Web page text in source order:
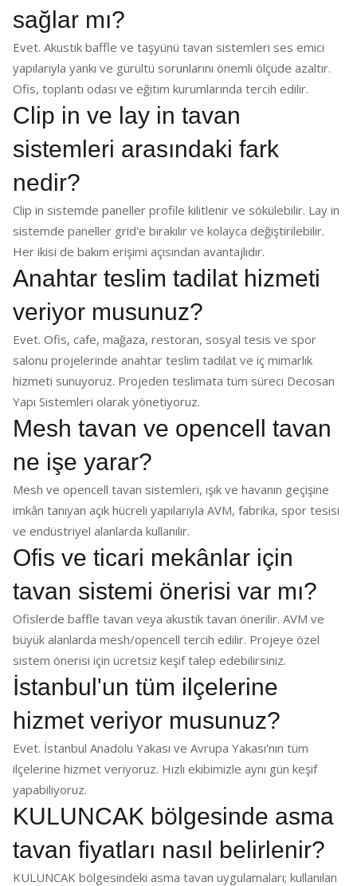
sağlar mı?
Evet. Akustik baffle ve taşyünü tavan sistemleri ses emici
yapılarıyla yankı ve gürültü sorunlarını önemli ölçüde azaltır.
Ofis, toplantı odası ve eğitim kurumlarında tercih edilir.
Clip in ve lay in tavan
sistemleri arasındaki fark
nedir?
Clip in sistemde paneller profile kilitlenir ve sökülebilir. Lay in
sistemde paneller grid'e bırakılır ve kolayca değiştirilebilir.
Her ikisi de bakım erişimi açısından avantajlıdır.
Anahtar teslim tadilat hizmeti
veriyor musunuz?
Evet. Ofis, cafe, mağaza, restoran, sosyal tesis ve spor
salonu projelerinde anahtar teslim tadilat ve iç mimarlık
hizmeti sunuyoruz. Projeden teslimata tüm süreci Decosan
Yapı Sistemleri olarak yönetiyoruz.
Mesh tavan ve opencell tavan
ne işe yarar?
Mesh ve opencell tavan sistemleri, ışık ve havanın geçişine
imkân tanıyan açık hücreli yapılarıyla AVM, fabrika, spor tesisi
ve endüstriyel alanlarda kullanılır.
Ofis ve ticari mekânlar için
tavan sistemi önerisi var mı?
Ofislerde baffle tavan veya akustik tavan önerilir. AVM ve
büyük alanlarda mesh/opencell tercih edilir. Projeye özel
sistem önerisi için ücretsiz keşif talep edebilirsiniz.
İstanbul'un tüm ilçelerine
hizmet veriyor musunuz?
Evet. İstanbul Anadolu Yakası ve Avrupa Yakası'nın tüm
ilçelerine hizmet veriyoruz. Hızlı ekibimizle aynı gün keşif
yapabiliyoruz.
KULUNCAK bölgesinde asma
tavan fiyatları nasıl belirlenir?
KULUNCAK bölgesindeki asma tavan uygulamaları; kullanılan